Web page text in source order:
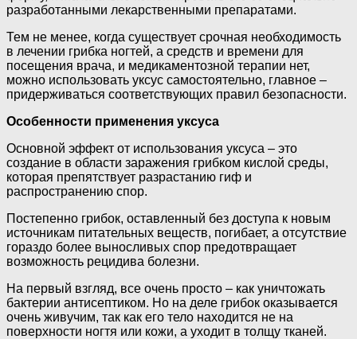
разработанными лекарственными препаратами.
Тем не менее, когда существует срочная необходимость
в лечении грибка ногтей, а средств и времени для
посещения врача, и медикаментозной терапии нет,
можно использовать уксус самостоятельно, главное –
придерживаться соответствующих правил безопасности.
Особенности применения уксуса
Основной эффект от использования уксуса – это
создание в области заражения грибком кислой среды,
которая препятствует разрастанию гиф и
распространению спор.
Постепенно грибок, оставленный без доступа к новым
источникам питательных веществ, погибает, а отсутствие
гораздо более выносливых спор предотвращает
возможность рецидива болезни.
На первый взгляд, все очень просто – как уничтожать
бактерии антисептиком. Но на деле грибок оказывается
очень живучим, так как его тело находится не на
поверхности ногтя или кожи, а уходит в толщу тканей.